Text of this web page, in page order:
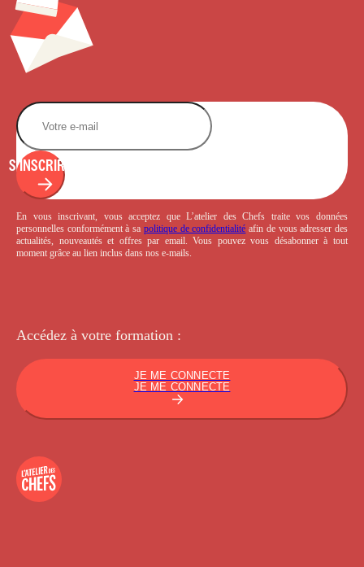
S'INSCRIRE
En vous inscrivant, vous acceptez que L’atelier des Chefs traite vos données
personnelles conformément à sa politique de confidentialité afin de vous adresser des
actualités, nouveautés et offres par email. Vous pouvez vous désabonner à tout
moment grâce au lien inclus dans nos e-mails.
Accédez à votre formation :
JE ME CONNECTE
JE ME CONNECTE